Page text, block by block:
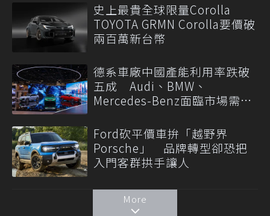
史上最貴全球限量Corolla
TOYOTA GRMN Corolla要價破
兩百萬新台幣
德系車廠中國產能利用率跌破
五成 Audi、BMW、
Mercedes-Benz面臨市場需求
Ford砍平價車拚「越野界
Porsche」 品牌轉型卻恐把
入門客群拱手讓人
More